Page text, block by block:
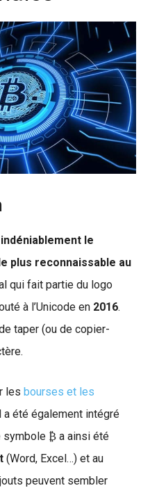
le
plus reconnaissable au
qui fait partie du logo
à l’Unicode en 2016.
taper (ou de copier-
les bourses et les
a été également intégré
symbole ₿ a ainsi été
(Word, Excel…) et au
peuvent sembler